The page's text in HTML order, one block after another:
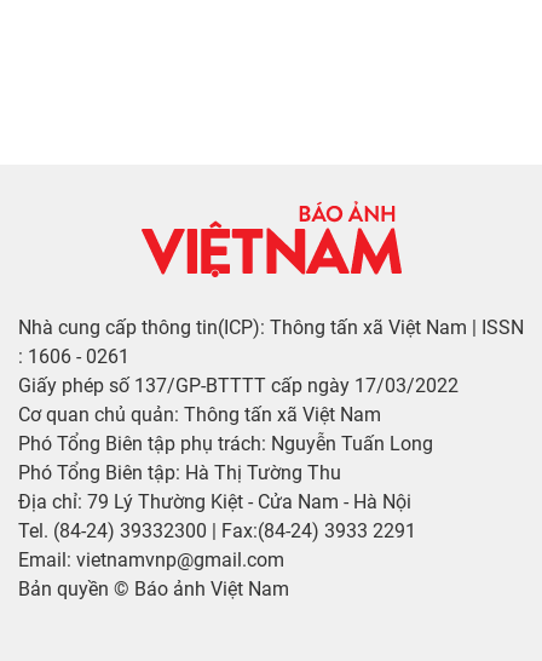
Nhà cung cấp thông tin(ICP): Thông tấn xã Việt Nam | ISSN
: 1606 - 0261
Giấy phép số 137/GP-BTTTT cấp ngày 17/03/2022
Cơ quan chủ quản: Thông tấn xã Việt Nam
Phó Tổng Biên tập phụ trách: Nguyễn Tuấn Long
Phó Tổng Biên tập: Hà Thị Tường Thu
Địa chỉ: 79 Lý Thường Kiệt - Cửa Nam - Hà Nội
Tel. (84-24) 39332300 | Fax:(84-24) 3933 2291
Email: vietnamvnp@gmail.com
Bản quyền © Báo ảnh Việt Nam